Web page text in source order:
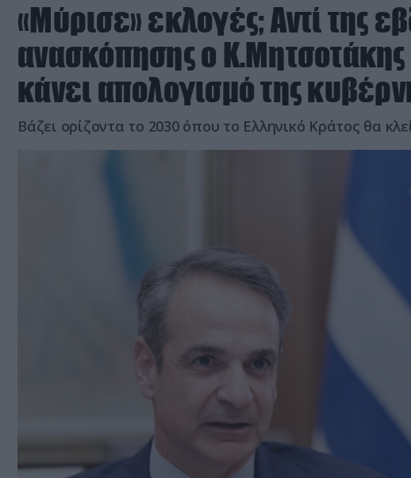
«Μύρισε» εκλογές; Αντί της
ανασκόπησης ο
κάνει απολογισμό της
Βάζει ορίζοντα το 2030 όπου το Ελληνικό Κράτος θα